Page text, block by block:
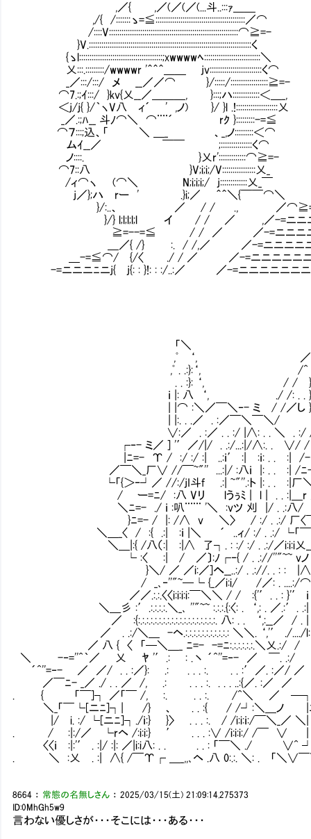
,／{ ,／(／(／(...斗..:::ｧ＿＿
,/{ /:::::::ゝ=≦:::::::::::::::::::::::::::::::::::::::::::／⌒
/::::V::::::::::::::::::::::::::::::::::::::::::::::::::::::::::::::⌒≧=-
}V.::::::::::::::::::::::::::::::::::::::::::::::::::::::::::::::::::::::::::::::く
{ゝl::::::::::::::::::::::::::::::::::::::::;xwwwwﾍ:::::::::::::::::::::::::::＼
乂:::.:::::::::/wwwwr '＾＾＾＿＿ jv:::::::::::::::::::::::::く⌒
_／:::/:::/ メ __／／⌒ }/:::::/::::::::::::::::::≧=-
⌒7.:;ｲ:::/ }kv{乂__／＿＿＿, }:::;ハ:::::::::::::＜＿_,
＜j/j{ }/｀ヽV八 ィ´ ' ,ノ) }/ }l .!::::::::::::::::::::乂
_／.:;ﾊ__ 斗ﾉ⌒＼ ⌒¨¨´ rｸ }:::::::::-=≦
⌒７:::;込、「 ＼ ＿_ 、_,ノ:::::::::＜⌒
ムｲ__／ ￣￣ ;:::::::::::::::く⌒ 襲う方にも
ノ::::. }乂r':::::::::::::⌒≧=-
⌒7::八 }V;i;i;/V::::::::::::::::乂_
/ィ⌒ヽ (⌒＼ N;i;i;i;/ j:::::::::::::乂_￣
j／};ハ rー ' .}i;／ ＾＾＼{￣￣⌒＼
}/:..、 ／ / / ., ／
}/} l;l;l;l;l イ / / ／ ,／-=ニニニ
≧=--=≦ / / ／ ／-=ニニニニ
＿／{ /} :. / /,／ ／-=ニニニニニ
＿-=≦⌒/ {/〈 ./ / ／ ／-=ニニニニニニ
-=ニニニﾆニj{ j{: : }!: : :/..:／ ／-=ニニニニニニニ
「＼
,ﾟ ‘, ／
,ﾟ . .:}:‘, /
. . :}: ‘, / /
ｉ |: 八 ‘, ./ /: . .
| |⌒ :＼／￣＼‐- ミ / /／し
| |:. . .／ . :／￣＼￣＼/
∨:／ . :／ . . :/ |∧: . . ＼ . :/
┌‐- ミ／ ] '′／/|/ . .:/...:|/∧:. . ∨/ /
|ﾆ=- Υ / :/ :/ :| ..:ｉ′ :| :ｉ: . . :| /-
／￣＼_厂∨ //￣~"'' ...:|/ :八ｉ |: . . :| /ﾆ-
└「{＞‐┘／ //:/jI斗f .:| ~"''.:ト |: . . :|厂＼ﾆ=-
/ ー=ﾆ/ :八 Vリ lうぅﾐ | l | . . :|＿r ／
＼ﾆ=- ./ ｉ :叭¨¨¨ '＼ :vツ 刈 |/ . .:八/
}ﾆ=- / |: /∧ v ＼〉 / :/ . .:/ 厂〈
＼＿_〈 / :{ .:| :ｉ |＼ ´ ..ィ/ :/ . .:/ └「
＼＿|:{ /八（:| :|∧ 了┐. : :/ :/ . .:/／
└ :〈 :| / ／〕:ﾉ┌‐{ / . .://''"~~
}＼/ ／ ／i:／]へ__..:/ . .://. . : : |∧ |＼
/ _､‐''"~─└ {_／i:i/ /／: . ....:/⌒ ┘
／／.:.:.〈〈i:i:i:i:￣＼＼ / / :{'′. . : }'′ ｉ
＼＿彡 :′.:.:.:.:.＼_､ ''"~~ :.:.:.{:〈: . ‘,:
／ :{:.:.:.:.:.:.:.:.:.:.:.:.:.:.:.:.:.:.:. 八: . .
／ . .:/＼＿ -ヘ.:.:.:.:.:.:.:.:.:.:.: ＼＼. ‘,'′ ./
／ 八 { 〈 「─＼＿_ ﾆ=- -=ﾆ:.:.:.:.:.:.
＼ -‐=''^｀／ 乂 ﾔ '′.: : .丶 ´^''=‐-
´^''=‐- ／ ／/ . . :／}: .: . . . :. . . :′／.
／￣ﾆ- _／ ./ . . ／ /, .: . . . :. . . . ..:{／.
. { 「￣]┐ ／「￣ /, :. . . :. /^＼ ／ ─┐
＼_「￣└[ニﾆ]┐| /} 、 . . :{ / /┘:＼＿
|/ i. :/ └[ニﾆ]┐./ｉ:} }〉 . . . :. / /i:i:ｉ:/￣＼_／ ＼|
. / :|:/／ └rヘ /:i:i:} ′ . . . :∨ /i:i:i:/ /￣ ∨ |┌[
〈〈ｉ :|:'′ . :|/ :|: ／|i:i八: . . . . : 「￣＼ ./ ∨^ ┘ﾆ
. ＼ :乂 . :| ∧{ /￣Υ┌ ＿_,,､ヘ .八 0:.:. ＼: . 「＼∨￣
8664 ： 常態の名無しさん ：2025/03/15(土) 21:09:14.275373
ID:0MhGh5w9
言わない優しさが・・・そこには・・・ある・・・